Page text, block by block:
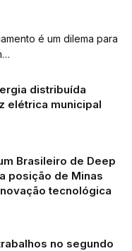
é um dilema para
distribuída
elétrica municipal
Brasileiro de Deep
posição de Minas
tecnológica
no segundo